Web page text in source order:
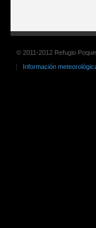
© 2011-2012 Refugio
Información